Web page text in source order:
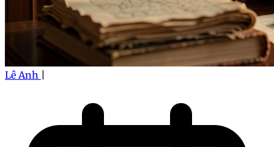
Lê Anh